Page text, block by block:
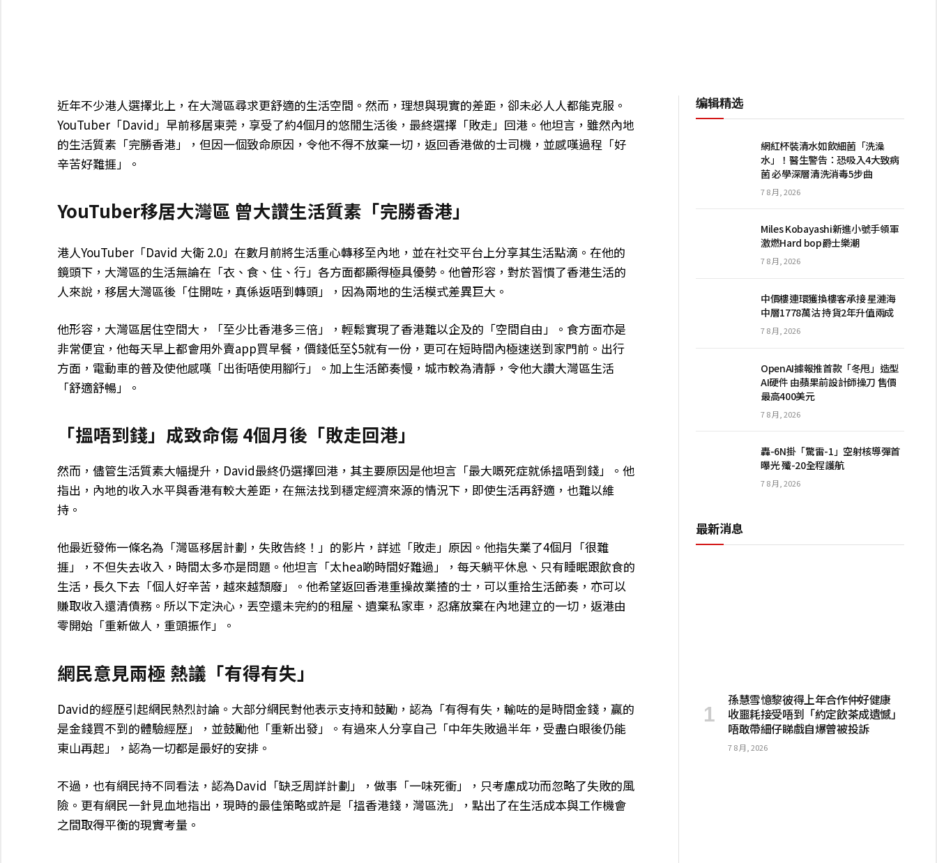
近年不少港人選擇北上，在大灣區尋求更舒適的生活空間。然而，理想與現實的差距，卻未必人人都能克服。
YouTuber「David」早前移居東莞，享受了約4個月的悠閒生活後，最終選擇「敗走」回港。他坦言，雖然內地
的生活質素「完勝香港」，但因一個致命原因，令他不得不放棄一切，返回香港做的士司機，並感嘆過程「好
辛苦好難捱」。
YouTuber移居大灣區 曾大讚生活質素「完勝香港」
港人YouTuber「David 大衛 2.0」在數月前將生活重心轉移至內地，並在社交平台上分享其生活點滴。在他的
鏡頭下，大灣區的生活無論在「衣、食、住、行」各方面都顯得極具優勢。他曾形容，對於習慣了香港生活的
人來說，移居大灣區後「住開咗，真係返唔到轉頭」，因為兩地的生活模式差異巨大。
他形容，大灣區居住空間大，「至少比香港多三倍」，輕鬆實現了香港難以企及的「空間自由」。食方面亦是
非常便宜，他每天早上都會用外賣app買早餐，價錢低至$5就有一份，更可在短時間內極速送到家門前。出行
方面，電動車的普及使他感嘆「出街唔使用腳行」。加上生活節奏慢，城市較為清靜，令他大讚大灣區生活
「舒適舒暢」。
「搵唔到錢」成致命傷 4個月後「敗走回港」
然而，儘管生活質素大幅提升，David最終仍選擇回港，其主要原因是他坦言「最大嘅死症就係搵唔到錢」。他
指出，內地的收入水平與香港有較大差距，在無法找到穩定經濟來源的情況下，即使生活再舒適，也難以維
持。
他最近發佈一條名為「灣區移居計劃，失敗告終！」的影片，詳述「敗走」原因。他指失業了4個月「很難
捱」，不但失去收入，時間太多亦是問題。他坦言「太hea啲時間好難過」，每天躺平休息、只有睡眠跟飲食的
生活，長久下去「個人好辛苦，越來越頹廢」。他希望返回香港重操故業揸的士，可以重拾生活節奏，亦可以
賺取收入還清債務。所以下定決心，丟空還未完約的租屋、遺棄私家車，忍痛放棄在內地建立的一切，返港由
零開始「重新做人，重頭振作」。
網民意見兩極 熱議「有得有失」
David的經歷引起網民熱烈討論。大部分網民對他表示支持和鼓勵，認為「有得有失，輸咗的是時間金錢，贏的
是金錢買不到的體驗經歷」，並鼓勵他「重新出發」。有過來人分享自己「中年失敗過半年，受盡白眼後仍能
東山再起」，認為一切都是最好的安排。
不過，也有網民持不同看法，認為David「缺乏周詳計劃」，做事「一味死衝」，只考慮成功而忽略了失敗的風
險。更有網民一針見血地指出，現時的最佳策略或許是「搵香港錢，灣區洗」，點出了在生活成本與工作機會
之間取得平衡的現實考量。
编辑精选
網紅杯裝清水如飲細菌「洗澡
水」！醫生警告：恐吸入4大致病
菌 必學深層清洗消毒5步曲
7 8 月, 2026
Miles Kobayashi新進小號手領軍
激燃Hard bop爵士樂潮
7 8 月, 2026
中價樓連環獲換樓客承接 星漣海
中層1778萬沽 持貨2年升值兩成
7 8 月, 2026
OpenAI據報推首款「冬甩」造型
AI硬件 由蘋果前設計師操刀 售價
最高400美元
7 8 月, 2026
轟-6N掛「驚雷-1」空射核導彈首
曝光 殲-20全程護航
7 8 月, 2026
最新消息
孫慧雪憶黎彼得上年合作仲好健康
收噩耗接受唔到「約定飲茶成遺憾」
唔敢帶細仔睇戲自爆曾被投訴
7 8 月, 2026